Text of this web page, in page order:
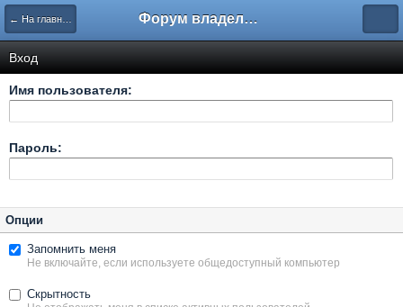
← На главную Форум владельцев интернет-магазинов
Вход
Имя пользователя:
Пароль:
Опции
Запомнить меня
Не включайте, если используете общедоступный компьютер
Скрытность